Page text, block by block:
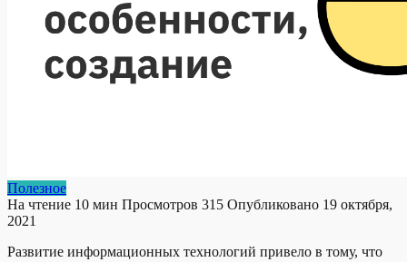
Полезное
На чтение 10 мин Просмотров 315 Опубликовано 19 октября,
2021
Развитие информационных технологий привело в тому, что